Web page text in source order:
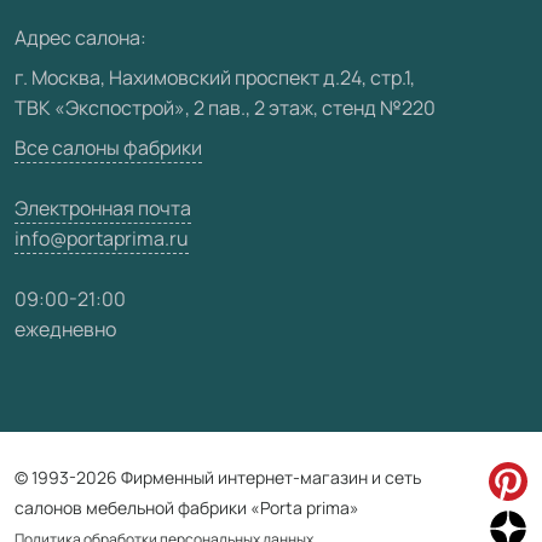
Карта сайта
Адрес салона:
г. Москва, Нахимовский проспект д.24, стр.1,
ТВК «Экспострой», 2 пав., 2 этаж, стенд №220
Все салоны фабрики
Электронная почта
info@portaprima.ru
09:00-21:00
ежедневно
© 1993-2026 Фирменный интернет-магазин и сеть
салонов мебельной фабрики «Porta prima»